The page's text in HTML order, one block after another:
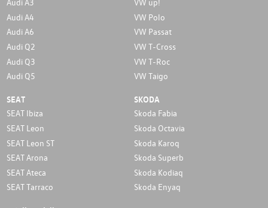
Audi A4
Audi A6
Audi Q2
Audi Q3
Audi Q5
VW Polo
VW Passat
VW T-Cross
VW T-Roc
VW Taigo
SEAT
SEAT Ibiza
SEAT Leon
SEAT Leon ST
SEAT Arona
SEAT Ateca
SEAT Tarraco
SKODA
Skoda Fabia
Skoda Octavia
Skoda Karoq
Skoda Superb
Skoda Kodiaq
Skoda Enyaq